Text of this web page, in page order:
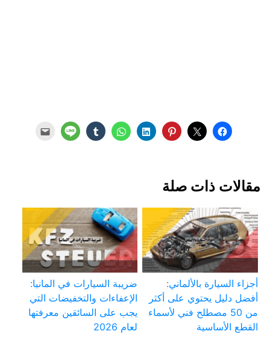
مقالات ذات صلة
أجزاء السيارة بالألماني:
أفضل دليل يحتوي على أكثر
من 50 مصطلح فني لأسماء
القطع الأساسية
ضريبة السيارات في المانيا:
الإعفاءات والتخفيضات التي
يجب على السائقين معرفتها
لعام 2026